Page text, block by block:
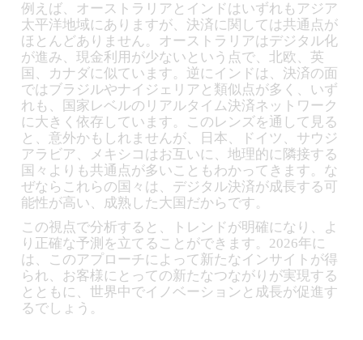
例えば、オーストラリアとインドはいずれもアジア
太平洋地域にありますが、決済に関しては共通点が
ほとんどありません。オーストラリアはデジタル化
が進み、現金利用が少ないという点で、北欧、英
国、カナダに似ています。逆にインドは、決済の面
ではブラジルやナイジェリアと類似点が多く、いず
れも、国家レベルのリアルタイム決済ネットワーク
に大きく依存しています。このレンズを通して見る
と、意外かもしれませんが、日本、ドイツ、サウジ
アラビア、メキシコはお互いに、地理的に隣接する
国々よりも共通点が多いこともわかってきます。な
ぜならこれらの国々は、デジタル決済が成長する可
能性が高い、成熟した大国だからです。
この視点で分析すると、トレンドが明確になり、よ
り正確な予測を立てることができます。2026年に
は、このアプローチによって新たなインサイトが得
られ、お客様にとっての新たなつながりが実現する
とともに、世界中でイノベーションと成長が促進す
るでしょう。